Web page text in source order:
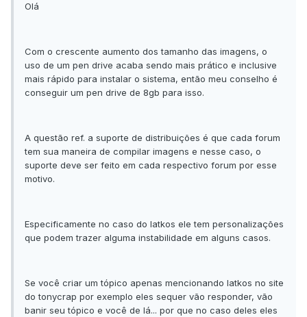
Olá
Com o crescente aumento dos tamanho das imagens, o
uso de um pen drive acaba sendo mais prático e inclusive
mais rápido para instalar o sistema, então meu conselho é
conseguir um pen drive de 8gb para isso.
A questão ref. a suporte de distribuições é que cada forum
tem sua maneira de compilar imagens e nesse caso, o
suporte deve ser feito em cada respectivo forum por esse
motivo.
Especificamente no caso do Iatkos ele tem personalizações
que podem trazer alguma instabilidade em alguns casos.
Se você criar um tópico apenas mencionando Iatkos no site
do tonycrap por exemplo eles sequer vão responder, vão
banir seu tópico e você de lá... por que no caso deles eles